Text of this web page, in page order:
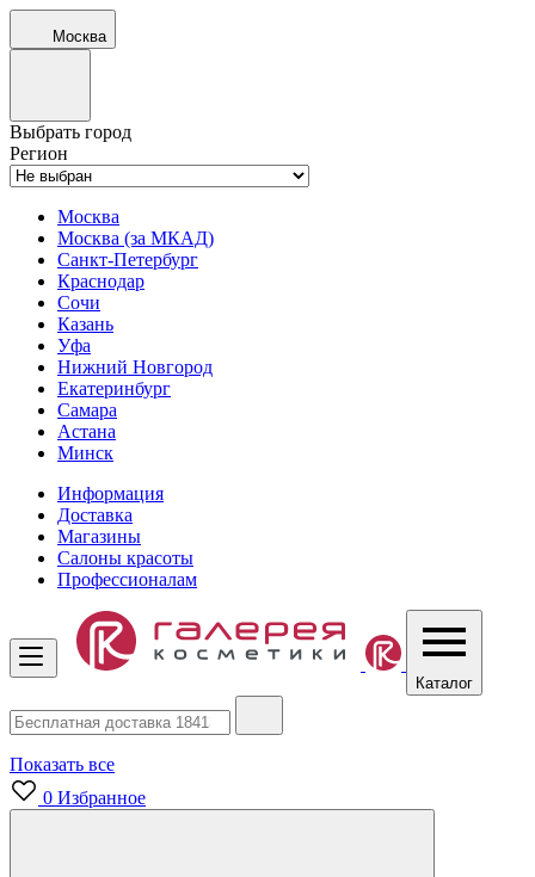
Москва
Выбрать город
Регион
Москва
Москва (за МКАД)
Санкт-Петербург
Краснодар
Сочи
Казань
Уфа
Нижний Новгород
Екатеринбург
Самара
Астана
Минск
Информация
Доставка
Магазины
Салоны красоты
Профессионалам
Каталог
Показать все
0 Избранное